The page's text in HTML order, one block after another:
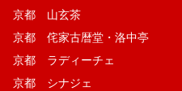
京都 山玄茶
京都 侘家古暦堂・洛中亭
京都 ラディーチェ
京都 シナジェ